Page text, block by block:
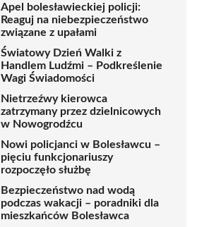
Apel bolesławieckiej policji:
Reaguj na niebezpieczeństwo
związane z upałami
Światowy Dzień Walki z
Handlem Ludźmi – Podkreślenie
Wagi Świadomości
Nietrzeźwy kierowca
zatrzymany przez dzielnicowych
w Nowogrodźcu
Nowi policjanci w Bolesławcu –
pięciu funkcjonariuszy
rozpoczęło służbę
Bezpieczeństwo nad wodą
podczas wakacji – poradniki dla
mieszkańców Bolesławca